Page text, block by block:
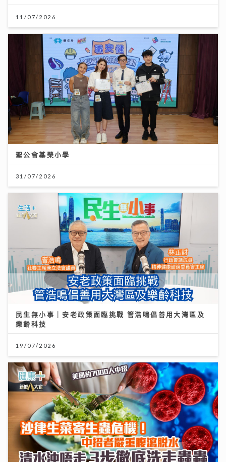
11/07/2026
聖公會基榮小學
31/07/2026
民生無小事｜安老政策面臨挑戰 管浩鳴倡善用大灣區及
樂齡科技
19/07/2026